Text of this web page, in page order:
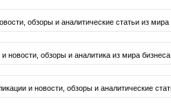
обзоры и аналитические статьи из
обзоры и аналитика из мира
и новости, обзоры и аналитические